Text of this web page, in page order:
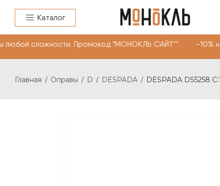
Каталог
Промокод "МОНОКЛЬ САЙТ"" -
Главная / Оправы / D / DESPADA / DESPADA DS5258